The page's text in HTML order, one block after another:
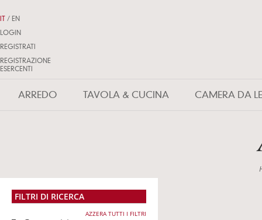
ARREDO TAVOLA & CUCINA CAMERA DA
IT / EN
LOGIN
REGISTRATI
REGISTRAZIONE
ESERCENTI
FILTRI DI RICERCA
AZZERA TUTTI I FILTRI